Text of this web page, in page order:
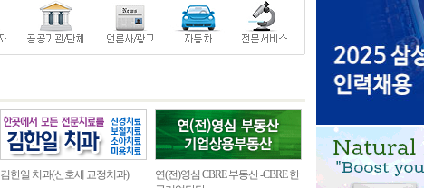
김한일 치과(산호세 교정치과)
연(전)영심 CBRE 부동산 -CBRE 한